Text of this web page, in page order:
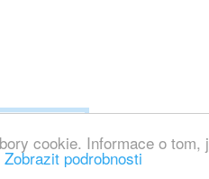
cookie. Informace o tom,
Zobrazit podrobnosti